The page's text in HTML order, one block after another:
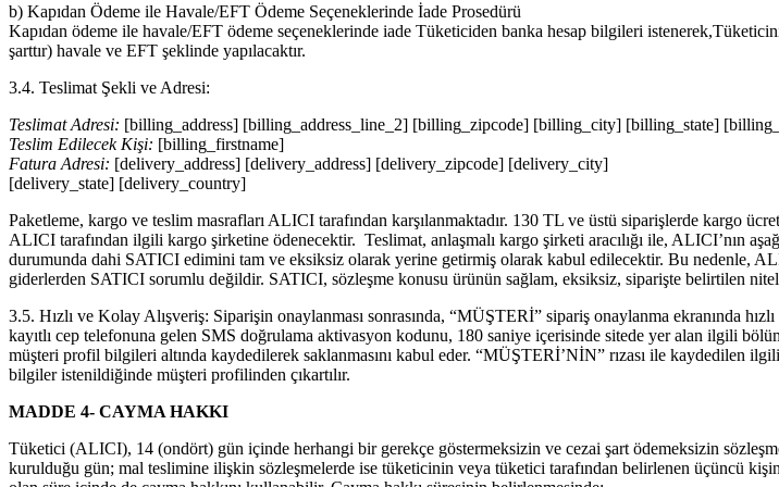
b) Kapıdan Ödeme ile Havale/EFT Ödeme Seçeneklerinde İade Prosedürü
Kapıdan ödeme ile havale/EFT ödeme seçeneklerinde iade Tüketiciden banka hesap bilgileri
şarttır) havale ve EFT şeklinde yapılacaktır.
3.4. Teslimat Şekli ve Adresi:
Teslimat Adresi: [billing_address] [billing_address_line_2] [billing_zipcode] [billing_city] [billing_state]
Teslim Edilecek Kişi: [billing_firstname]
Fatura Adresi: [delivery_address] [delivery_address] [delivery_zipcode] [delivery_city]
[delivery_state] [delivery_country]
Paketleme, kargo ve teslim masrafları ALICI tarafından karşılanmaktadır. 130 TL ve üstü siparişlerde kargo
ALICI tarafından ilgili kargo şirketine ödenecektir. Teslimat, anlaşmalı kargo şirketi aracılığı ile, ALICI’nın
durumunda dahi SATICI edimini tam ve eksiksiz olarak yerine getirmiş olarak kabul edilecektir. Bu nedenle,
giderlerden SATICI sorumlu değildir. SATICI, sözleşme konusu ürünün sağlam, eksiksiz, siparişte belirtilen
3.5. Hızlı ve Kolay Alışveriş: Siparişin onaylanması sonrasında, “MÜŞTERİ” sipariş onaylanma ekranında
kayıtlı cep telefonuna gelen SMS doğrulama aktivasyon kodunu, 180 saniye içerisinde sitede yer alan ilgili
müşteri profil bilgileri altında kaydedilerek saklanmasını kabul eder. “MÜŞTERİ’NİN” rızası ile
bilgiler istenildiğinde müşteri profilinden çıkartılır.
MADDE 4- CAYMA HAKKI
Tüketici (ALICI), 14 (ondört) gün içinde herhangi bir gerekçe göstermeksizin ve cezai şart ödemeksizin
kurulduğu gün; mal teslimine ilişkin sözleşmelerde ise tüketicinin veya tüketici tarafından belirlenen üçüncü